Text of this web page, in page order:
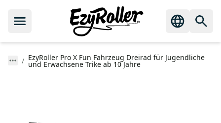
EzyRoller Pro X Fun Fahrzeug Dreirad für Jugendliche
und Erwachsene Trike ab 10 Jahre